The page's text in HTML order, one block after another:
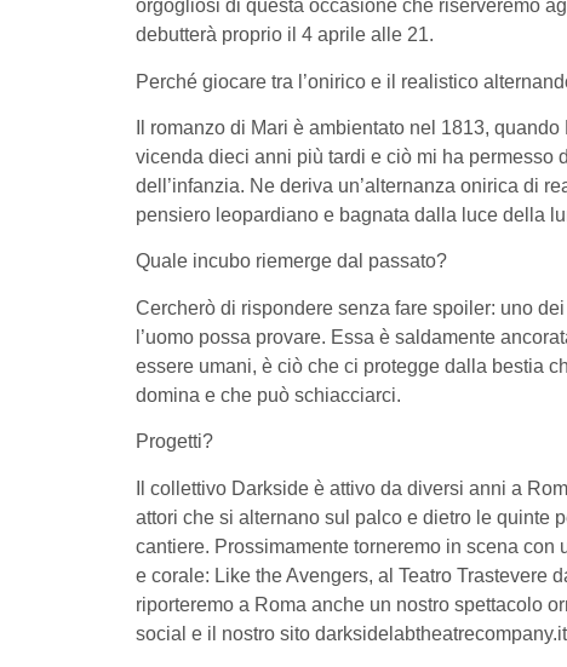
orgogliosi di questa occasione che riserveremo
debutterà proprio il 4 aprile alle 21.
Perché giocare tra l’onirico e il realistico
Il romanzo di Mari è ambientato nel 1813,
vicenda dieci anni più tardi e ciò mi ha permesso
dell’infanzia. Ne deriva un’alternanza onirica di
pensiero leopardiano e bagnata dalla luce della
Quale incubo riemerge dal passato?
Cercherò di rispondere senza fare spoiler: uno
l’uomo possa provare. Essa è saldamente
essere umani, è ciò che ci protegge dalla bestia
domina e che può schiacciarci.
Progetti?
Il collettivo Darkside è attivo da diversi anni a
attori che si alternano sul palco e dietro le quinte
cantiere. Prossimamente torneremo in scena con
e corale: Like the Avengers, al Teatro Trastevere
riporteremo a Roma anche un nostro spettacolo
social e il nostro sito